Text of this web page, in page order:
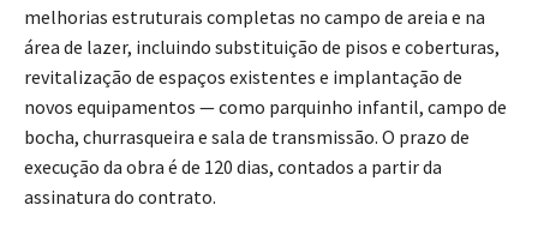
melhorias estruturais completas no campo de areia e na
área de lazer, incluindo substituição de pisos e coberturas,
revitalização de espaços existentes e implantação de
novos equipamentos — como parquinho infantil, campo de
bocha, churrasqueira e sala de transmissão. O prazo de
execução da obra é de 120 dias, contados a partir da
assinatura do contrato.